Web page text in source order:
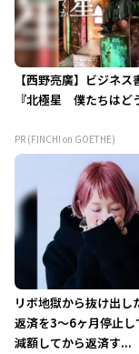
【西野亮廣】ビジネス
『北極星 僕たちはど
PR (FINCHI on GOETHE)
リボ地獄から抜け出し
返済を3～6ヶ月停止
減額してから返済す...